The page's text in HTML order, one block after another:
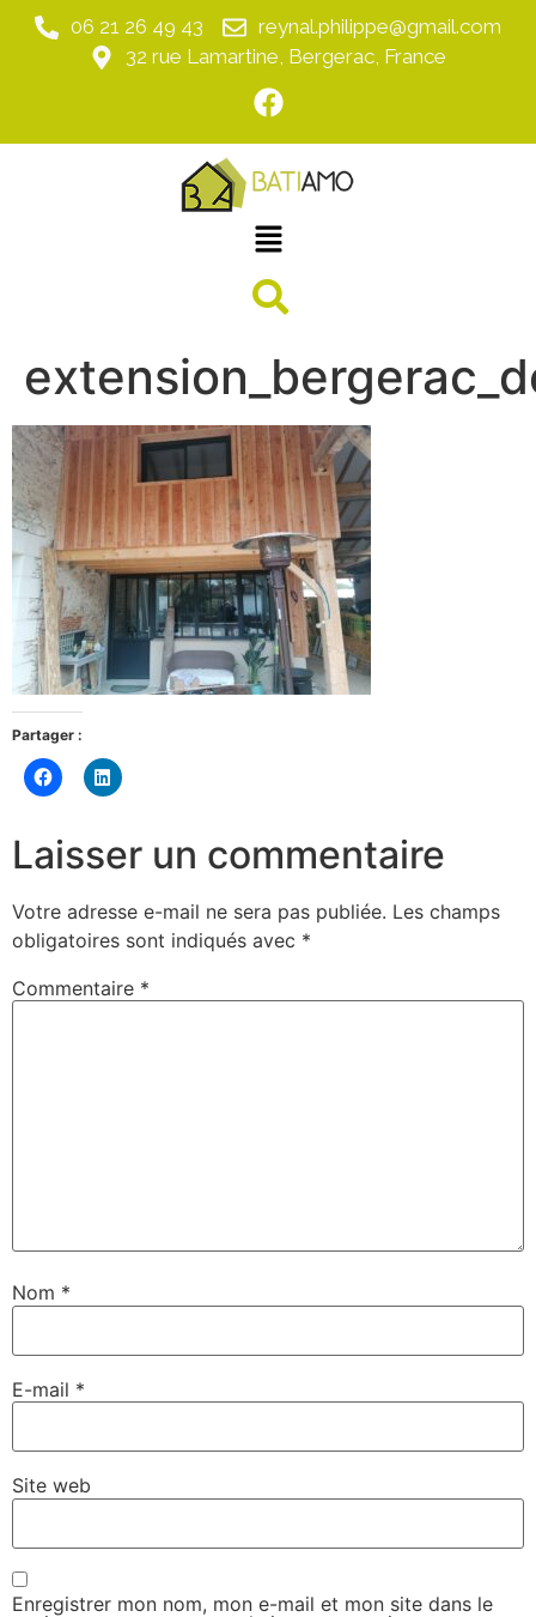
06 21 26 49 43
reynal.philippe@gmail.com
32 rue Lamartine, Bergerac, France
Partager :
Cliquez
pour
Facebook(ouvre
dans
une
Cliquez
pour
dans
une
Laisser un commentaire
Votre adresse e-mail ne sera pas publiée. Les champs
obligatoires sont indiqués avec *
Commentaire *
Nom *
E-mail *
Site web
Enregistrer mon nom, mon e-mail et mon site dans le